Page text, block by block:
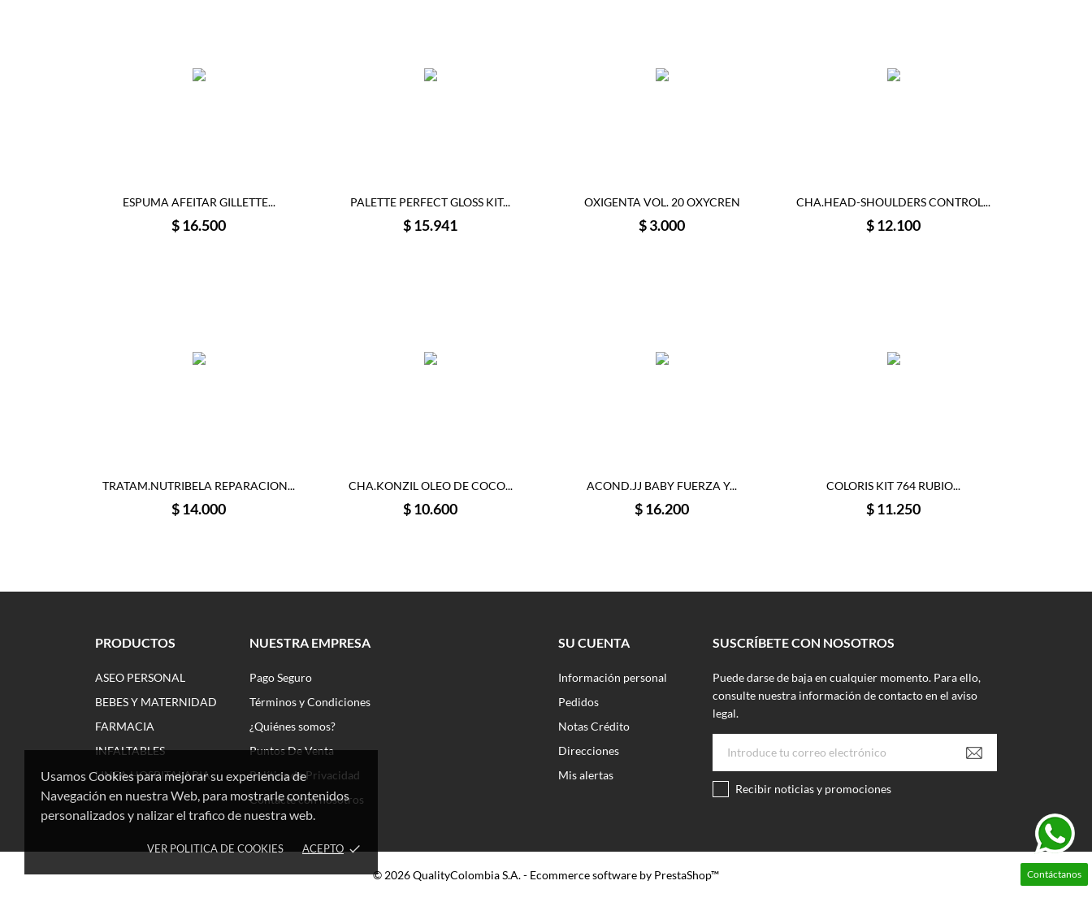
Usamos Cookies para mejorar su experiencia de
Navegación en nuestra Web, para mostrarle contenidos
personalizados y nalizar el trafico de nuestra web.
VER POLITICA DE COOKIES ACEPTO done
ESPUMA AFEITAR GILLETTE...
Precio
$ 16.500
PALETTE PERFECT GLOSS KIT...
Precio
$ 15.941
OXIGENTA VOL. 20 OXYCREN
Precio
$ 3.000
CHA.HEAD-SHOULDERS CONTROL...
Precio
$ 12.100
TRATAM.NUTRIBELA REPARACION...
Precio
$ 14.000
CHA.KONZIL OLEO DE COCO...
Precio
$ 10.600
ACOND.JJ BABY FUERZA Y...
Precio
$ 16.200
COLORIS KIT 764 RUBIO...
Precio
$ 11.250
PRODUCTOS
ASEO PERSONAL
BEBES Y MATERNIDAD
FARMACIA
INFALTABLES
LINEA HOSPITALARIA
NUESTRA EMPRESA
Pago Seguro
Términos y Condiciones
¿Quiénes somos?
Puntos De Venta
Política de Privacidad
Contacte con nosotros
SU CUENTA
Información personal
Pedidos
Notas Crédito
Direcciones
Mis alertas
Contáctanos
SUSCRÍBETE CON NOSOTROS
Puede darse de baja en cualquier momento. Para ello,
consulte nuestra información de contacto en el aviso
legal.
Recibir noticias y promociones
© 2026 QualityColombia S.A. - Ecommerce software by PrestaShop™